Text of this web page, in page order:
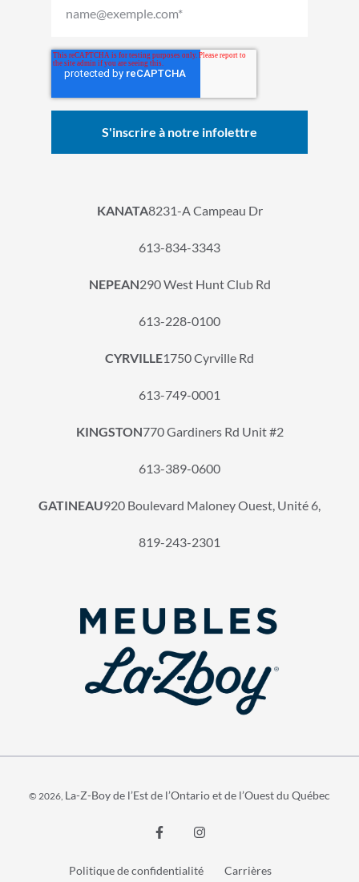
KANATA8231-A Campeau Dr
613-834-3343
NEPEAN290 West Hunt Club Rd
613-228-0100
CYRVILLE1750 Cyrville Rd
613-749-0001
KINGSTON770 Gardiners Rd Unit #2
613-389-0600
GATINEAU920 Boulevard Maloney Ouest, Unité 6,
819-243-2301
© 2026, La-Z-Boy de l’Est de l’Ontario et de l’Ouest du Québec
Politique de confidentialité Carrières